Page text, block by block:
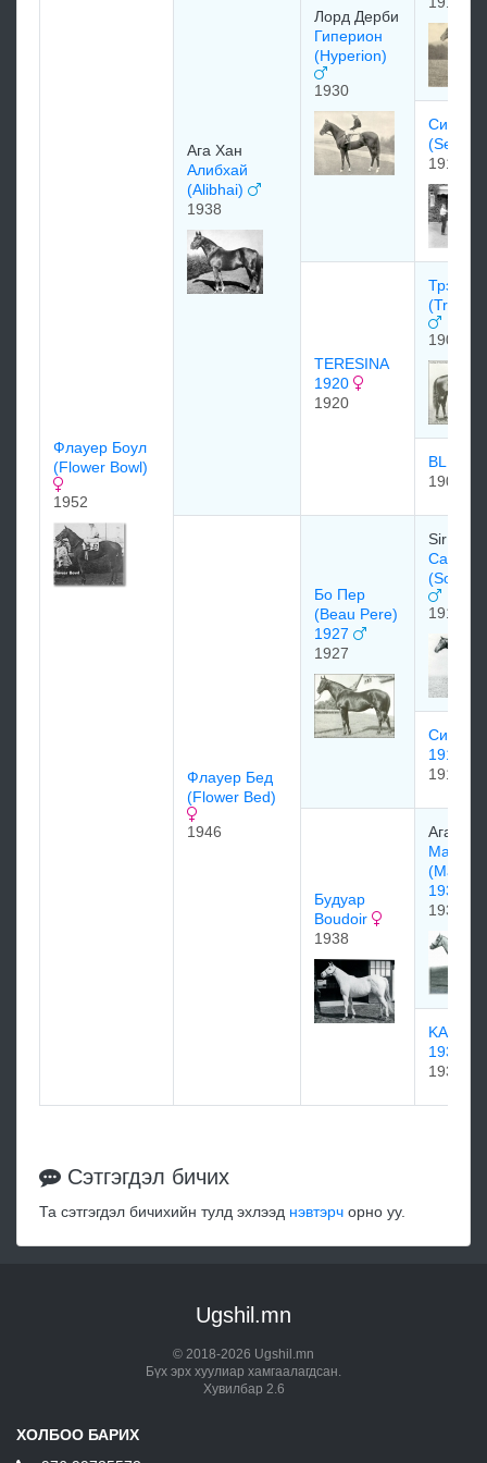
Флауер Боул
(Flower Bowl)
1952
Ага Хан
Алибхай
(Alibhai)
1938
Лоpд Дepби
Гиперион
(Hyperion)
1930
Силин
1919
TERESINA
1920
1920
1909
BLUE
1908
Флауep Бeд
(Flower Bed)
1946
Бо Пер
(Beau Pere)
1927
1927
Sir Abe
Сан-
(Son-
1911
Синна
1917)
1917
Будуар
Boudoir
1938
Ага Хан
Махмуд
1933
1933
1933
1933
Сэтгэгдэл бичих
Та сэтгэгдэл бичихийн тулд эхлээд нэвтэрч орно уу.
Ugshil.mn
© 2018-2026 Ugshil.mn
Бүх эрх хуулиар хамгаалагдсан.
Хувилбар 2.6
ХОЛБОО БАРИХ